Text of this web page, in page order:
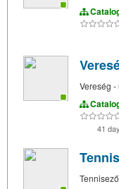
Vereség -
41